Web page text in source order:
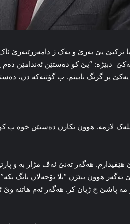
ترکیێ یێ به‌رێ و یەک ژ دامه‌زرێنەرێ
دبێژە: “یێ کو ده‌ستێن ئه‌ندامێن
پر گرنگ نابینم. ب گۆتنه‌که‌ دن،
لازمه‌. هوون نکارن ده‌ستێن خوه‌ ب
هه‌گه‌ر ته‌نێ ئه‌ڤ مژار به‌ و
مه‌ پاشێ چ ژیان کر. هه‌گه‌ر ئه‌م هاتنه‌ وێ